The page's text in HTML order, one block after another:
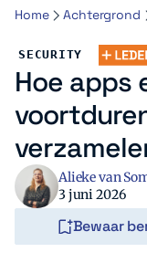
Home Achtergrond
SECURITY
Hoe apps
Alieke van
3 juni 2026
Bewaar